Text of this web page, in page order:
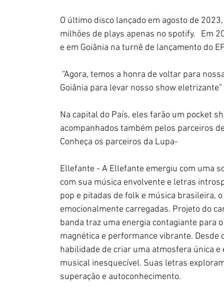
O último disco lançado em agosto de
milhões de plays apenas no spotify.   Em
e em Goiânia na turnê de lançamento do
“Agora, temos a honra de voltar para
Goiânia para levar nosso show
Na capital do País, eles farão um pocket
acompanhados também pelos parceiros
Conheça os parceiros da Lupa-
Ellefante - A Ellefante emergiu com uma
com sua música envolvente e letras
pop e pitadas de folk e música brasileira,
emocionalmente carregadas. Projeto do
banda traz uma energia contagiante para
magnética e performance vibrante.
habilidade de criar uma atmosfera única
musical inesquecível. Suas letras
superação e autoconhecimento.